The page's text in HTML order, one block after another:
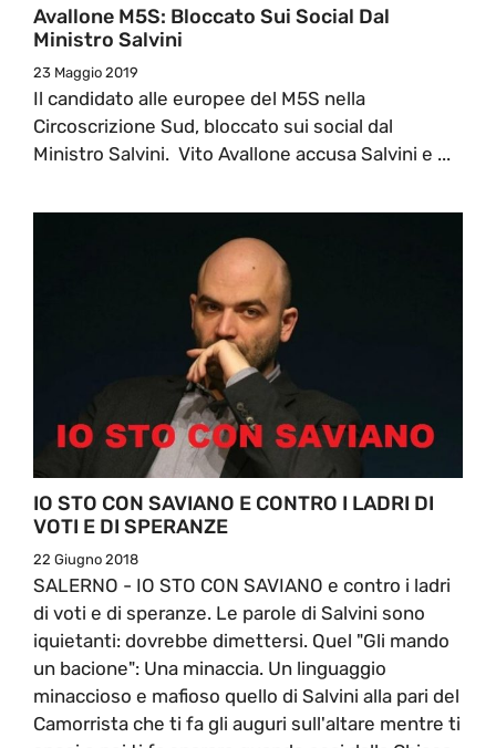
Avallone M5S: Bloccato Sui Social Dal
Ministro Salvini
23 Maggio 2019
Il candidato alle europee del M5S nella
Circoscrizione Sud, bloccato sui social dal
Ministro Salvini. Vito Avallone accusa Salvini e ...
IO STO CON SAVIANO E CONTRO I LADRI DI
VOTI E DI SPERANZE
22 Giugno 2018
SALERNO - IO STO CON SAVIANO e contro i ladri
di voti e di speranze. Le parole di Salvini sono
iquietanti: dovrebbe dimettersi. Quel "Gli mando
un bacione": Una minaccia. Un linguaggio
minaccioso e mafioso quello di Salvini alla pari del
Camorrista che ti fa gli auguri sull'altare mentre ti